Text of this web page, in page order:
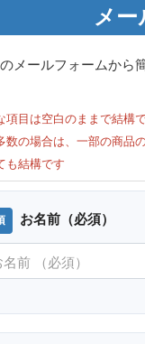
メー
メールフォームから
項目は空白のままで結構
数の場合は、一部の商品
も結構です
お名前（必須）